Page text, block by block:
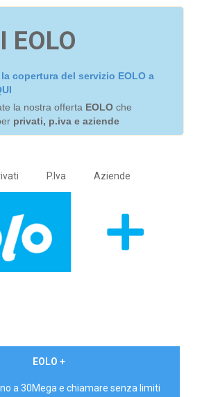
EOLO
copertura del servizio EOLO a
la nostra offerta EOLO che
privati, p.iva e aziende
P.Iva Aziende
EOLO +
a 30Mega e chiamare senza limiti